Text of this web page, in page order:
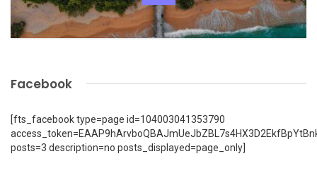
Facebook
[fts_facebook type=page id=104003041353790
posts=3 description=no posts_displayed=page_only]